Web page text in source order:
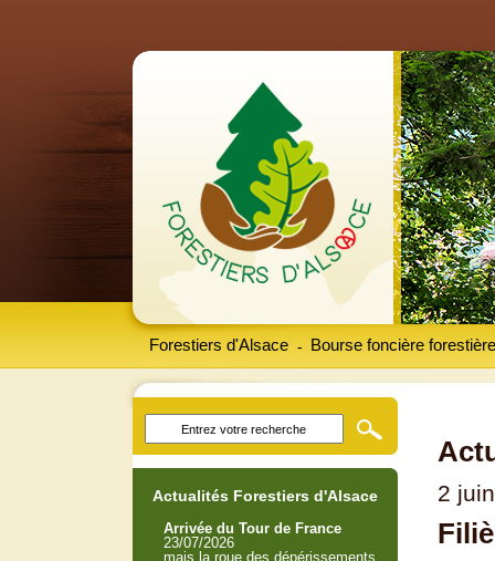
Forestiers d'Alsace Bourse foncière forestière
-
2
Actualités Forestiers d'Alsace
Arrivée du Tour de France
23/07/2026
mais la roue des dépérissements